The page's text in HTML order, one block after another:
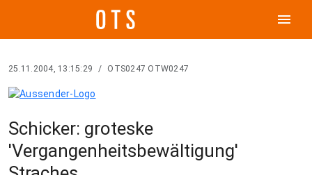
menu
25.11.2004, 13:15:29 / OTS0247 OTW0247
Schicker: groteske
'Vergangenheitsbewältigung'